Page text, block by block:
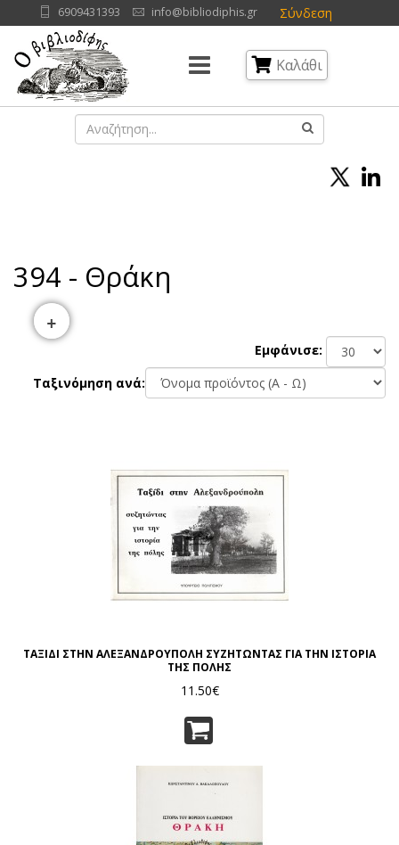
Σύνδεση
6909431393 info@bibliodiphis.gr
Καλάθι
394 - Θράκη
Εμφάνισε:
Ταξινόμηση ανά:
ΤΑΞΙΔΙ ΣΤΗΝ ΑΛΕΞΑΝΔΡΟΥΠΟΛΗ ΣΥΖΗΤΩΝΤΑΣ ΓΙΑ ΤΗΝ ΙΣΤΟΡΙΑ
ΤΗΣ ΠΟΛΗΣ
11.50€
+